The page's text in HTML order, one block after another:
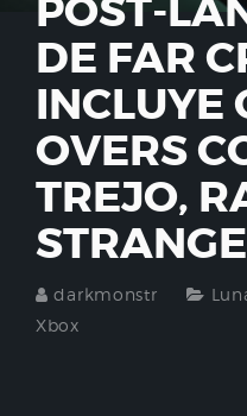
POST-
DE FAR
INCLUYE
OVERS
TREJO,
darkmonstr
Xbox